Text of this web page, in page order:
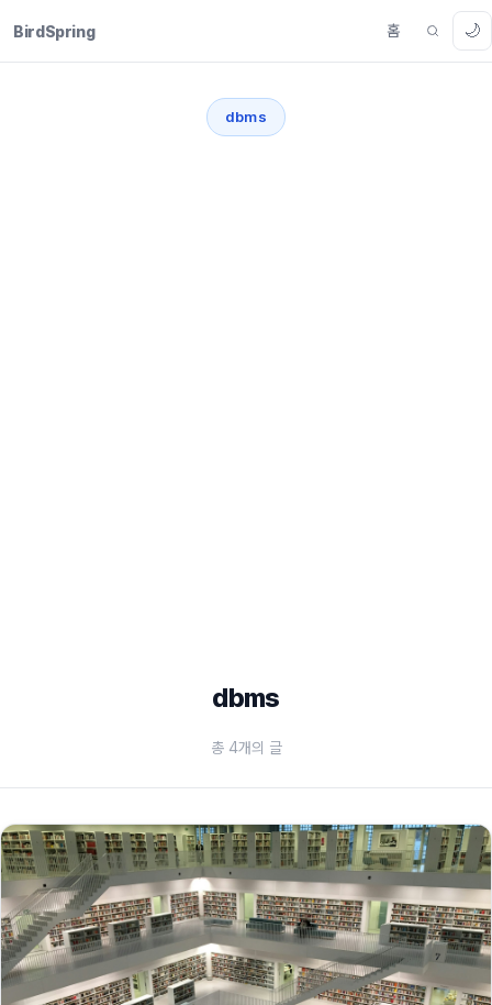
BirdSpring 홈 🌙
dbms
dbms
총 4개의 글